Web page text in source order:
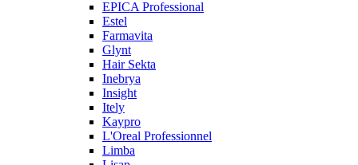
EPICA Professional
Estel
Farmavita
Glynt
Hair Sekta
Inebrya
Insight
Itely
Kaypro
L'Oreal Professionnel
Limba